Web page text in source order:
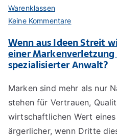
Warenklassen
Keine Kommentarezu
Wenn aus Ideen Streit
einer
spezialisierter Anwalt?
Marken sind mehr als nur
stehen für Vertrauen,
wirtschaftlichen Wert
ärgerlicher, wenn Dritte